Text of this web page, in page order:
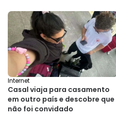
Internet
Casal viaja para casamento
em outro país e descobre que
não foi convidado